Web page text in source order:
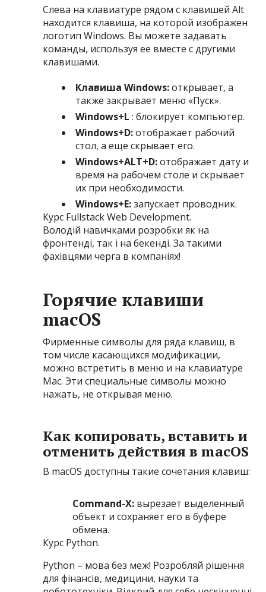
Слева на клавиатуре рядом с клавишей Alt
находится клавиша, на которой изображен
логотип Windows. Вы можете задавать
команды, используя ее вместе с другими
клавишами.
Клавиша Windows:открывает, а
также закрывает меню «Пуск».
Windows+L : блокирует компьютер.
Windows+D:отображает рабочий
стол, а еще скрывает его.
Windows+ALT+D:отображает дату и
время на рабочем столе и скрывает
их при необходимости.
Windows+E:запускает проводник.
Курс Fullstack Web Development.
Володій навичками розробки як на
фронтенді, так і на бекенді. За такими
фахівцями черга в компаніях!
Горячие клавиши
macOS
Фирменные символы для ряда клавиш, в
том числе касающихся модификации,
можно встретить в меню и на клавиатуре
Mac. Эти специальные символы можно
нажать, не открывая меню.
Как копировать, вставить и
отменить действия в macOS
В macOS доступны такие сочетания клавиш:
Command-X: вырезает выделенный
объект и сохраняет его в буфере
обмена.
Курс Python.
Python – мова без меж! Розробляй рішення
для фінансів, медицини, науки та